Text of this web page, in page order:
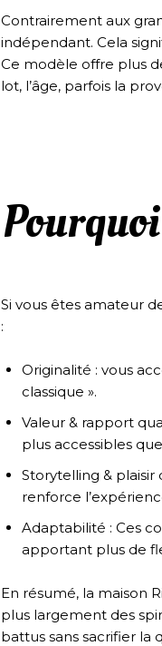
Contrairement aux
indépendant. Cela
Ce modèle offre plus
lot, l’âge, parfois la
Si vous êtes amateur
:
Originalité : vous
classique ».
Valeur & rapport
plus accessibles
Storytelling & plaisir
renforce
Adaptabilité : Ces
apportant plus de
En résumé, la maison
plus largement des
battus sans sacrifier la